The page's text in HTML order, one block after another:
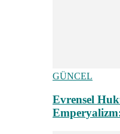
GÜNCEL
Evrensel